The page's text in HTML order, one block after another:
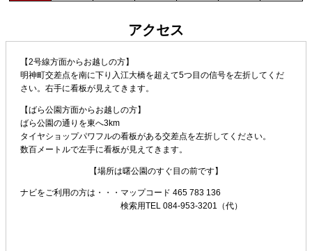
アクセス
【2号線方面からお越しの方】
明神町交差点を南に下り入江大橋を超えて5つ目の信号を左折してくだ
さい。右手に看板が見えてきます。
【ばら公園方面からお越しの方】
ばら公園の通りを東へ3km
タイヤショップパワフルの看板がある交差点を左折してください。
数百メートルで左手に看板が見えてきます。
【場所は曙公園のすぐ目の前です】
ナビをご利用の方は・・・ マップコード 465 783 136
検索用TEL 084-953-3201（代）